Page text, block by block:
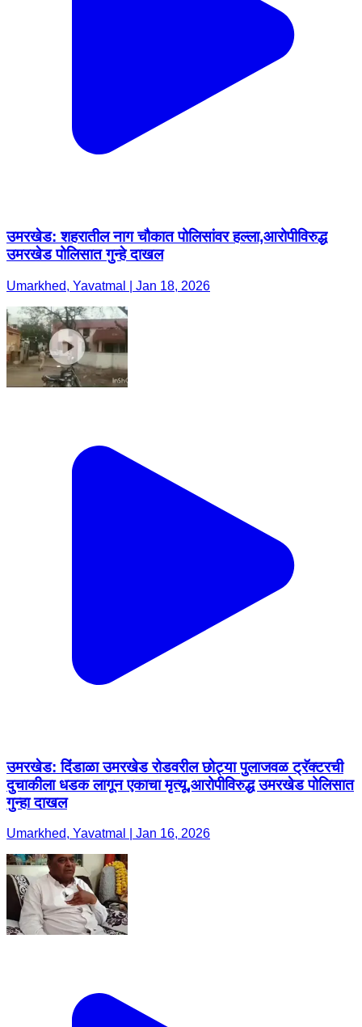
उमरखेड: शहरातील नाग चौकात पोलिसांवर हल्ला,आरोपीविरुद्ध
उमरखेड पोलिसात गुन्हे दाखल
Umarkhed, Yavatmal | Jan 18, 2026
उमरखेड: दिंडाळा उमरखेड रोडवरील छोट्या पुलाजवळ ट्रॅक्टरची
दुचाकीला धडक लागून एकाचा मृत्यू,आरोपीविरुद्ध उमरखेड पोलिसात
गुन्हा दाखल
Umarkhed, Yavatmal | Jan 16, 2026